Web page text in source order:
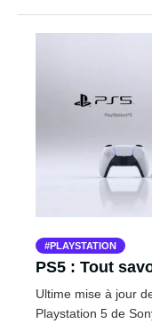
PLAYSTATION
PS5 : Tout
Ultime mise à jour
Playstation 5 de